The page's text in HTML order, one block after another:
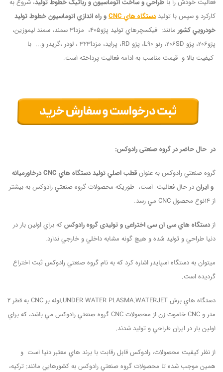
کارکرد و سپس با توليد دستگاه هايCNC
و راه اندازي اتوماسيون خطوط توليد
خودرويي کشور
مانند: فيکسچرهاي توليد پژو405، مزدا3 سمند، سمند ليموزين،
پژو206، پژو 206SD، رنو L90، پژو RD، پرايد، مزدا323 ، لودر ،گريدر و... با
کيفيت بالا و قيمت مناسب به ادامه فعاليت پرداخته است.
در حال حاضر در گروه صنعتی رادوکس:
گروه صنعتي رادوکس به عنوانقطب اصلي توليد دستگاه هاي
درخاورمیانه
و ايراندر حال فعاليت است، طوریکه محصولات گروه صنعتي رادوکس به بيشتر
از 14نوع محصول CNC مي رسد.
از دستگاه هاي سی ان سی اختراعی و تولیدی گروه رادوکسکه براي اولين بار در
دنيا طراحي و توليد شده و هيچ گونه مشابه داخلي و خارجي ندارد.
ميتوان به دستگاه اسپايدر اشاره کرد که به نام گروه صنعتي رادوکس ثبت اختراع
گرديده است.
دستگاه هاي برش UNDER WATER PLASMA.WATERJET.لوله بر CNC به قطر 2
متر و CNC خاموت زن از محصولات CNC گروه صنعتي رادوکس مي باشد، که براي
اولين بار در ايران طراحي و توليد شدند.
از نظر کيفيت محصولات، رادوکس قابل رقابت با برند هاي معتبر دنيا است و
همین موجب شده تا محصولات گروه صنعتي رادوکس به کشورهايي مانند: ترکيه،